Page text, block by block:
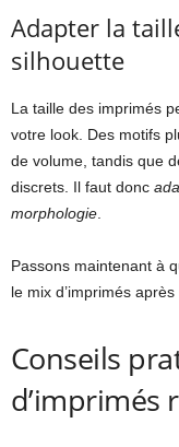
Adapter la
silhouette
La taille des imprimés
votre look. Des motifs
de volume, tandis que
discrets. Il faut donc
morphologie
Passons maintenant à
le mix d’imprimés après
Conseils
d’imprimés